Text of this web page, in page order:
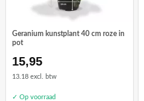
Geranium kunstplant 40 cm roze in
pot
15,95
13.18 excl. btw
✓ Op voorraad